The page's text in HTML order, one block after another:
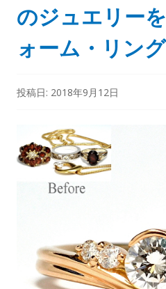
のジュエリー
ォーム・リン
投稿日: 2018年9月12日